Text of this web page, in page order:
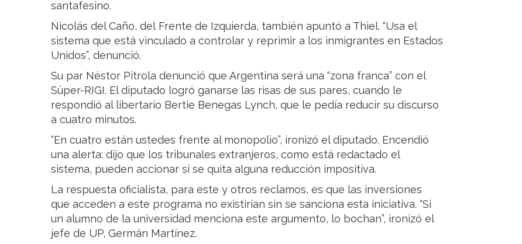
santafesino.
Nicolás del Caño, del Frente de Izquierda, también apuntó a Thiel. “Usa el
sistema que está vinculado a controlar y reprimir a los inmigrantes en Estados
Unidos”, denunció.
Su par Néstor Pitrola denunció que Argentina será una “zona franca” con el
Súper-RIGI. El diputado logró ganarse las risas de sus pares, cuando le
respondió al libertario Bertie Benegas Lynch, que le pedía reducir su discurso
a cuatro minutos.
“En cuatro están ustedes frente al monopolio”, ironizó el diputado. Encendió
una alerta: dijo que los tribunales extranjeros, como está redactado el
sistema, pueden accionar si se quita alguna reducción impositiva.
La respuesta oficialista, para este y otros reclamos, es que las inversiones
que acceden a este programa no existirían sin se sanciona esta iniciativa. “Si
un alumno de la universidad menciona este argumento, lo bochan”, ironizó el
jefe de UP, Germán Martínez.